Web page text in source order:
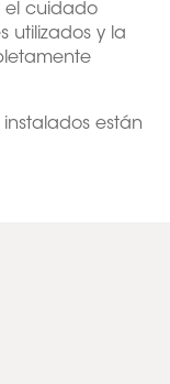
el cuidado
utilizados y la
están